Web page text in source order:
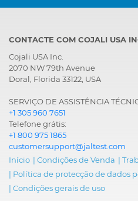
CONTACTE COM COJALI USA
Cojali USA Inc.
2070 NW 79th Avenue
Doral, Florida 33122, USA
SERVIÇO DE ASSISTÊNCIA
+1 305 960 7651
Telefone grátis:
+1 800 975 1865
customersupport@jaltest.com
Início | Condições de Venda |
| Política de protecção de dados
| Condições gerais de uso